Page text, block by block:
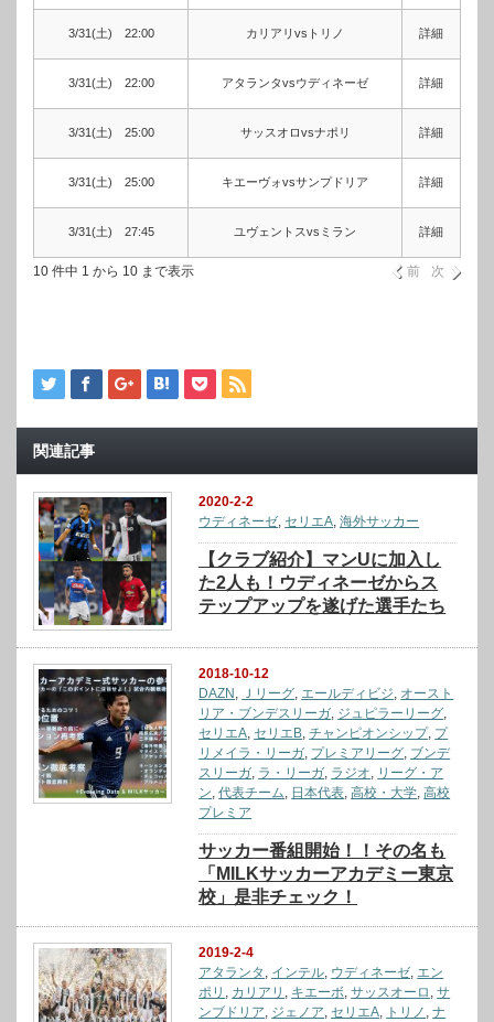
3/31(土) 22:00 カリアリvsトリノ 詳細
3/31(土) 22:00 アタランタvsウディネーゼ 詳細
3/31(土) 25:00 サッスオロvsナポリ 詳細
3/31(土) 25:00 キエーヴォvsサンプドリア 詳細
3/31(土) 27:45 ユヴェントスvsミラン 詳細
10 件中 1 から 10 まで表示 前 次
関連記事
2020-2-2
ウディネーゼ, セリエA,海外サッカー
【クラブ紹介】マンUに加入し
た2人も！ウディネーゼからス
テップアップを遂げた選手たち
2018-10-12
DAZN , Ｊリーグ, エールディビジ, オースト
リア・ブンデスリーガ, ジュピラーリーグ,
セリエA, セリエB,チャンピオンシップ, プ
リメイラ・リーガ, プレミアリーグ, ブンデ
スリーガ, ラ・リーガ, ラジオ, リーグ・ア
ン,代表チーム, 日本代表,高校・大学,高校
プレミア
サッカー番組開始！！その名も
「MILKサッカーアカデミー東京
校」是非チェック！
2019-2-4
アタランタ , インテル, ウディネーゼ, エン
ポリ , カリアリ , キエーボ,サッスオーロ ,サ
ンブドリア, ジェノア, セリエA, トリノ ,ナ